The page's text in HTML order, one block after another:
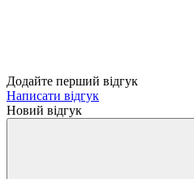
Додайте перший відгук
Написати відгук
Новий відгук